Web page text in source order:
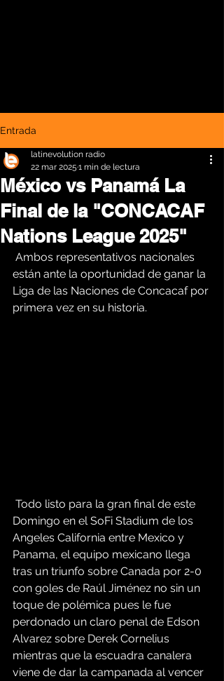
Entrada
México vs Panamá La
Final de la "CONCACAF
Nations League 2025"
latinevolution radio
22 mar 2025 1 min de lectura
están ante la oportunidad de ganar la
Liga de las Naciones de Concacaf por
primera vez en su historia.
Domingo en el SoFi Stadium de los
Angeles California entre Mexico y
Panama, el equipo mexicano llega
tras un triunfo sobre Canada por 2-0
con goles de Raúl Jiménez no sin un
toque de polémica pues le fue
perdonado un claro penal de Edson
Alvarez sobre Derek Cornelius
mientras que la escuadra canalera
viene de dar la campanada al vencer